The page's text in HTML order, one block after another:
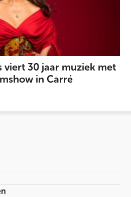
viert 30 jaar muziek met
in Carré